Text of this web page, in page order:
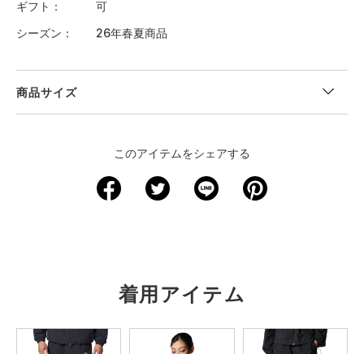
ギフト
可
シーズン
26年春夏商品
商品サイズ
このアイテムをシェアする
着用アイテム